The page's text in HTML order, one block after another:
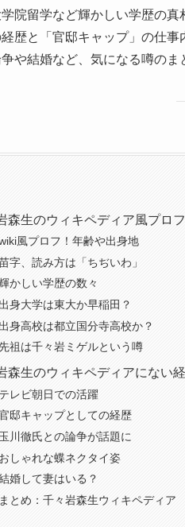
院留学など輝かしい学歴の真
歴と「官邸キャップ」の仕事
や結婚など、気になる噂のま
森生のウィキペディア風プロ
風プロフ！年齢や出身地
字、読み方は「ちぢいわ」
かしい学歴の数々
身大学は東大か早稲田？
身高校は都立国分寺高校か？
祖は千々岩ミゲルという噂
森生のウィキペディアにない
テレビ朝日での活躍
邸キャップとしての経歴
玉川徹氏との論争が話題に
おしゃれな蝶ネクタイ姿
婚して妻はいる？
まとめ：千々岩森生ウィキペディア